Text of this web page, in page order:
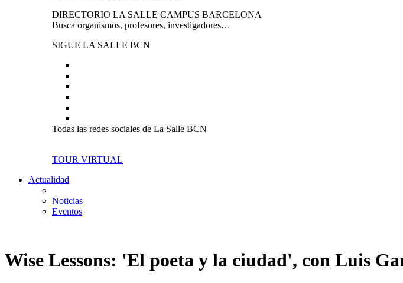
DIRECTORIO LA SALLE CAMPUS BARCELONA
Busca organismos, profesores, investigadores…
SIGUE LA SALLE BCN
Todas las redes sociales de La Salle BCN
TOUR VIRTUAL
Actualidad
Noticias
Eventos
Wise Lessons: 'El poeta y la ciudad', con Luis